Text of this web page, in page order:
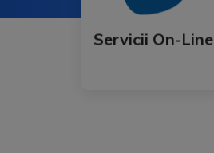
Servicii On-Line
Servicii On-Line